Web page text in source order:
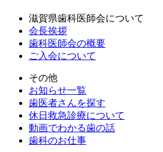
滋賀県歯科医師会について
会長挨拶
歯科医師会の概要
ご入会について
その他
お知らせ一覧
歯医者さんを探す
休日救急診療について
動画でわかる歯の話
歯科のお仕事